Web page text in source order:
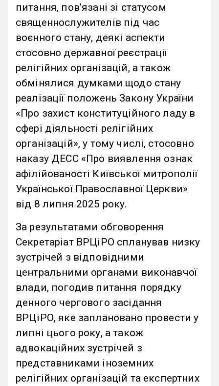
питання, пов’язані зі статусом
священнослужителів під час
воєнного стану, деякі аспекти
стосовно державної реєстрації
релігійних організацій, а також
обмінялися думками щодо стану
реалізації положень Закону України
«Про захист конституційного ладу в
сфері діяльності релігійних
організацій», у тому числі, стосовно
наказу ДЕСС «Про виявлення ознак
афілійованості Київської митрополії
Української Православної Церкви»
від 8 липня 2025 року.
За результатами обговорення
Секретаріат ВРЦіРО спланував низку
зустрічей з відповідними
центральними органами виконавчої
влади, погодив питання порядку
денного чергового засідання
ВРЦіРО, яке заплановано провести у
липні цього року, а також
адвокаційних зустрічей з
представниками іноземних
релігійних організацій та експертних